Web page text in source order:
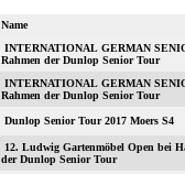
Name
INTERNATIONAL GERMAN
Rahmen der Dunlop Senior Tour
INTERNATIONAL GERMAN
Rahmen der Dunlop Senior Tour
Dunlop Senior Tour 2017 Moers S4
12. Ludwig Gartenmöbel Open bei
der Dunlop Senior Tour